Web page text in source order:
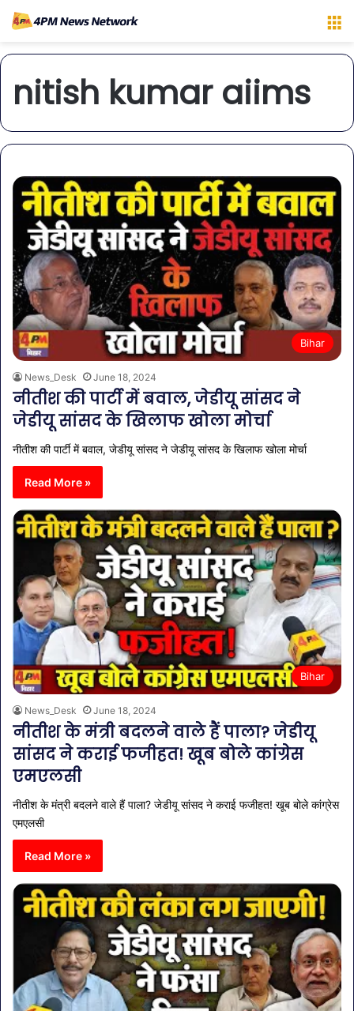
nitish kumar aiims
Bihar
News_Desk June 18, 2024
नीतीश की पार्टी में बवाल, जेडीयू सांसद ने
जेडीयू सांसद के खिलाफ खोला मोर्चा
नीतीश की पार्टी में बवाल, जेडीयू सांसद ने जेडीयू सांसद के खिलाफ खोला मोर्चा
Read More »
Bihar
News_Desk June 18, 2024
नीतीश के मंत्री बदलने वाले हैं पाला? जेडीयू
सांसद ने कराई फजीहत! खूब बोले कांग्रेस
एमएलसी
नीतीश के मंत्री बदलने वाले हैं पाला? जेडीयू सांसद ने कराई फजीहत! खूब बोले कांग्रेस
एमएलसी
Read More »